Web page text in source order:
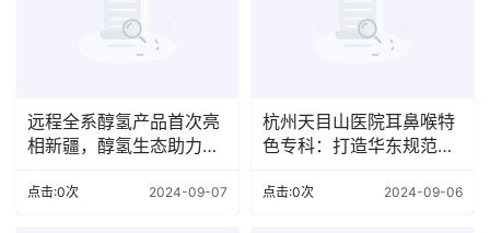
远程全系醇氢产品首次亮
相新疆，醇氢生态助力新
点击:0次 2024-09-07
杭州天目山医院耳鼻喉特
色专科：打造华东规范化
点击:0次 2024-09-06